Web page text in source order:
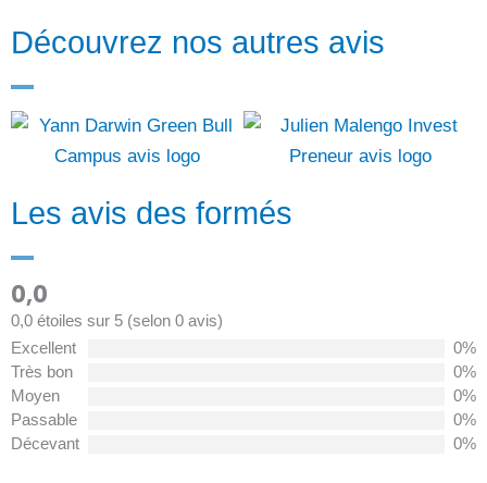
Découvrez nos autres avis
Les avis des formés
0,0
0,0 étoiles sur 5 (selon 0 avis)
Excellent
0%
Très bon
0%
Moyen
0%
Passable
0%
Décevant
0%